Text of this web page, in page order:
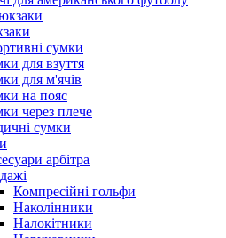
сумки
для взуття
для м'ячів
на пояс
через плече
сумки
арбітра
Компресійні гольфи
Наколінники
Налокітники